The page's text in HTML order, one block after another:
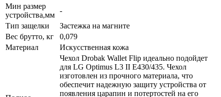
Мин размер
устройства,мм
-
Тип защелки
Застежка на магните
Вес брутто, кг
0,079
Материал
Искусственная кожа
Чехол Drobak Wallet Flip идеально подойдет
для LG Optimus L3 II E430/435. Чехол
изготовлен из прочного материала, что
обеспечит надежную защиту устройства от
появления царапин и потертостей на его